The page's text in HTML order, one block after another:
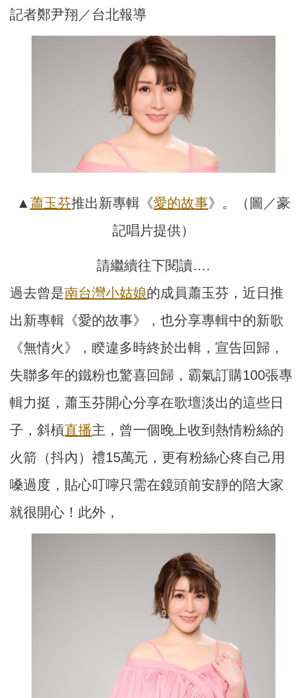
記者鄭尹翔／台北報導
▲蕭玉芬推出新專輯《愛的故事》。（圖／豪
記唱片提供）
請繼續往下閱讀….
過去曾是南台灣小姑娘的成員蕭玉芬，近日推
出新專輯《愛的故事》，也分享專輯中的新歌
《無情火》，睽違多時終於出輯，宣告回歸，
失聯多年的鐵粉也驚喜回歸，霸氣訂購100張專
輯力挺，蕭玉芬開心分享在歌壇淡出的這些日
子，斜槓直播主，曾一個晚上收到熱情粉絲的
火箭（抖內）禮15萬元，更有粉絲心疼自己用
嗓過度，貼心叮嚀只需在鏡頭前安靜的陪大家
就很開心！此外，